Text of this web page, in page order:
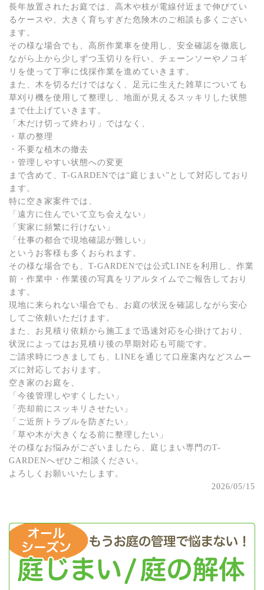
長年放置されたお庭では、高木や枝が電線付近まで伸びてい
るケースや、大きく育ちすぎた危険木のご相談も多くござい
ます。
その様な場合でも、高所作業車を使用し、安全確認を徹底し
ながら上から少しずつ玉切りを行い、チェーンソーやノコギ
リを使って丁寧に伐採作業を進めていきます。
また、木を切るだけではなく、足元に生えた雑草についても
草刈り機を使用して整理し、地面が見えるスッキリした状態
まで仕上げていきます。
「木だけ切って終わり」ではなく、
・草の整理
・不要な植木の撤去
・管理しやすい状態への変更
まで含めて、T-GARDENでは“庭じまい”として対応しており
ます。
特に空き家案件では、
「遠方に住んでいて立ち会えない」
「実家に頻繁に行けない」
「仕事の都合で現地確認が難しい」
というお客様も多くおられます。
その様な場合でも、T-GARDENでは公式LINEを利用し、作業
前・作業中・作業後の写真をリアルタイムでご報告しており
ます。
現地に来られない場合でも、お庭の状況を確認しながら安心
してご依頼いただけます。
また、お見積り依頼から施工まで迅速対応を心掛けており、
状況によってはお見積り後の早期対応も可能です。
ご請求時につきましても、LINEを通じて口座案内などスムー
ズに対応しております。
空き家のお庭を、
「今後管理しやすくしたい」
「売却前にスッキリさせたい」
「ご近所トラブルを防ぎたい」
「草や木が大きくなる前に整理したい」
その様なお悩みがございましたら、庭じまい専門のT-
GARDENへぜひご相談ください。
よろしくお願いいたします。
2026/05/15